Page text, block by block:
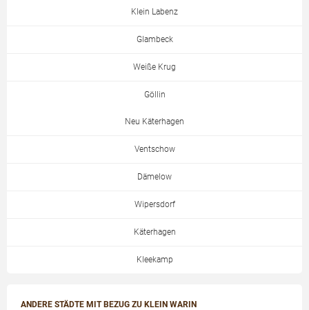
Klein Labenz
Glambeck
Weiße Krug
Göllin
Neu Käterhagen
Ventschow
Dämelow
Wipersdorf
Käterhagen
Kleekamp
ANDERE STÄDTE MIT BEZUG ZU KLEIN WARIN